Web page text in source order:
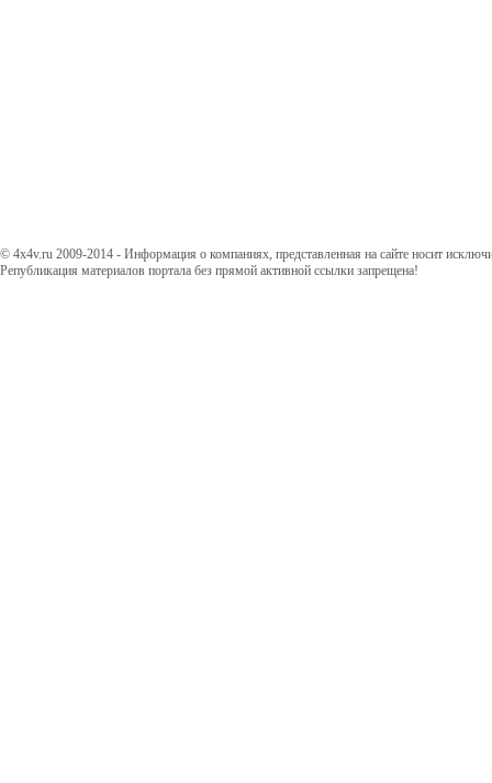
© 4x4v.ru 2009-2014 - Информация о компаниях, представленная на сайте носит
Републикация материалов портала без прямой активной ссылки запрещена!